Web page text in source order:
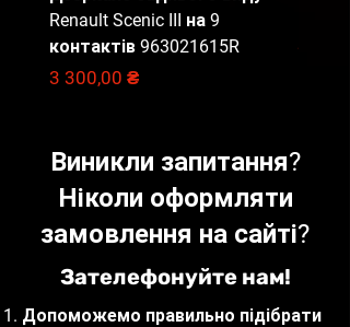
отриманні замовлення.
Завдаток в розмірі
вартості доставки замовлення
в обидві сторони.
Доставка вибраною Вами
службою доставки (САТ,
НоваПошта, Delivery, Meest).
готові проконсультувати з
приводу вибору запчастин, що
Renault Scenic III на 9
контактів 963021615R
Ціна
3 300,00 ₴
Ціна
2
Виникли запитання?
Ніколи оформляти
замовлення на сайті?
Зателефонуйте нам!
Допоможемо правильно підібрати